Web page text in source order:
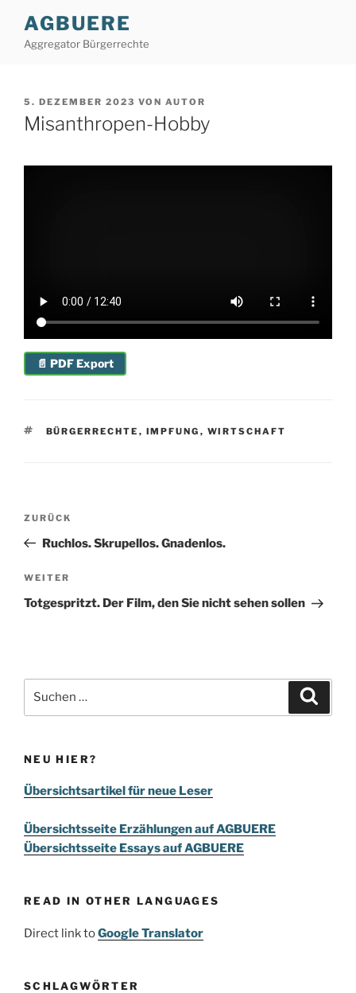
Inhalt
springen
AGBUERE
Aggregator Bürgerrechte
VERÖFFENTLICHT
AM
5. DEZEMBER 2023 VON AUTOR
Misanthropen-Hobby
📄 PDF Export
SCHLAGWÖRTER
BÜRGERRECHTE , IMPFUNG , WIRTSCHAFT
Beitragsnavigation
Vorheriger
Beitrag
ZURÜCK
Ruchlos. Skrupellos. Gnadenlos.
Nächster
Beitrag
WEITER
Totgespritzt. Der Film, den Sie nicht sehen sollen
nach:
NEU HIER?
Übersichtsartikel für neue Leser
Übersichtsseite Erzählungen auf AGBUERE
Übersichtsseite Essays auf AGBUERE
READ IN OTHER LANGUAGES
Direct link toGoogle Translator
SCHLAGWÖRTER